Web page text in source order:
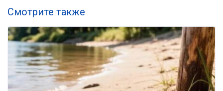
Смотрите также